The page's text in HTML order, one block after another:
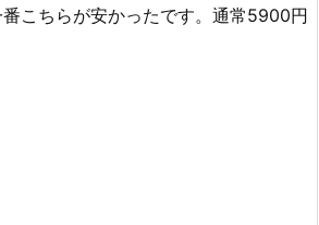
こちらが安かったです。通常5900円